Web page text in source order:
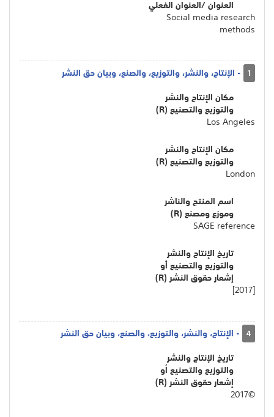
العنوان /العنوان الفعلي
Social media research
methods
1 - الإنتاج، والنشر، والتوزيع، والصنع، وبيان حق النشر
مكان الإنتاج والنشر
والتوزيع والتصنيع (R)
Los Angeles
مكان الإنتاج والنشر
والتوزيع والتصنيع (R)
London
اسم المنتج والناشر
وموزع ومصنع (R)
SAGE reference
تاريخ الإنتاج والنشر
والتوزيع والتصنيع أو
إشعار حقوق النشر (R)
[2017]
4 - الإنتاج، والنشر، والتوزيع، والصنع، وبيان حق النشر
تاريخ الإنتاج والنشر
والتوزيع والتصنيع أو
إشعار حقوق النشر (R)
©2017